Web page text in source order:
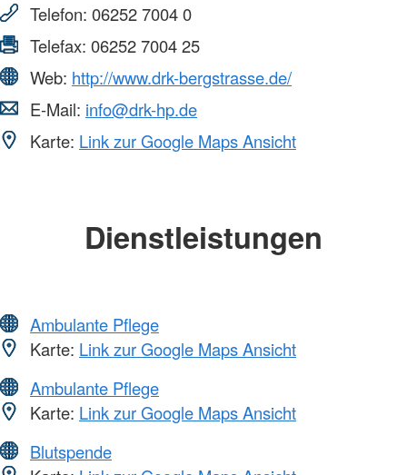
Telefon: 06252 7004 0
Telefax: 06252 7004 25
Web: http://www.drk-bergstrasse.de/
E-Mail: info@drk-hp.de
Karte: Link zur Google Maps Ansicht
Dienstleistungen
Ambulante Pflege
Karte: Link zur Google Maps Ansicht
Ambulante Pflege
Karte: Link zur Google Maps Ansicht
Blutspende